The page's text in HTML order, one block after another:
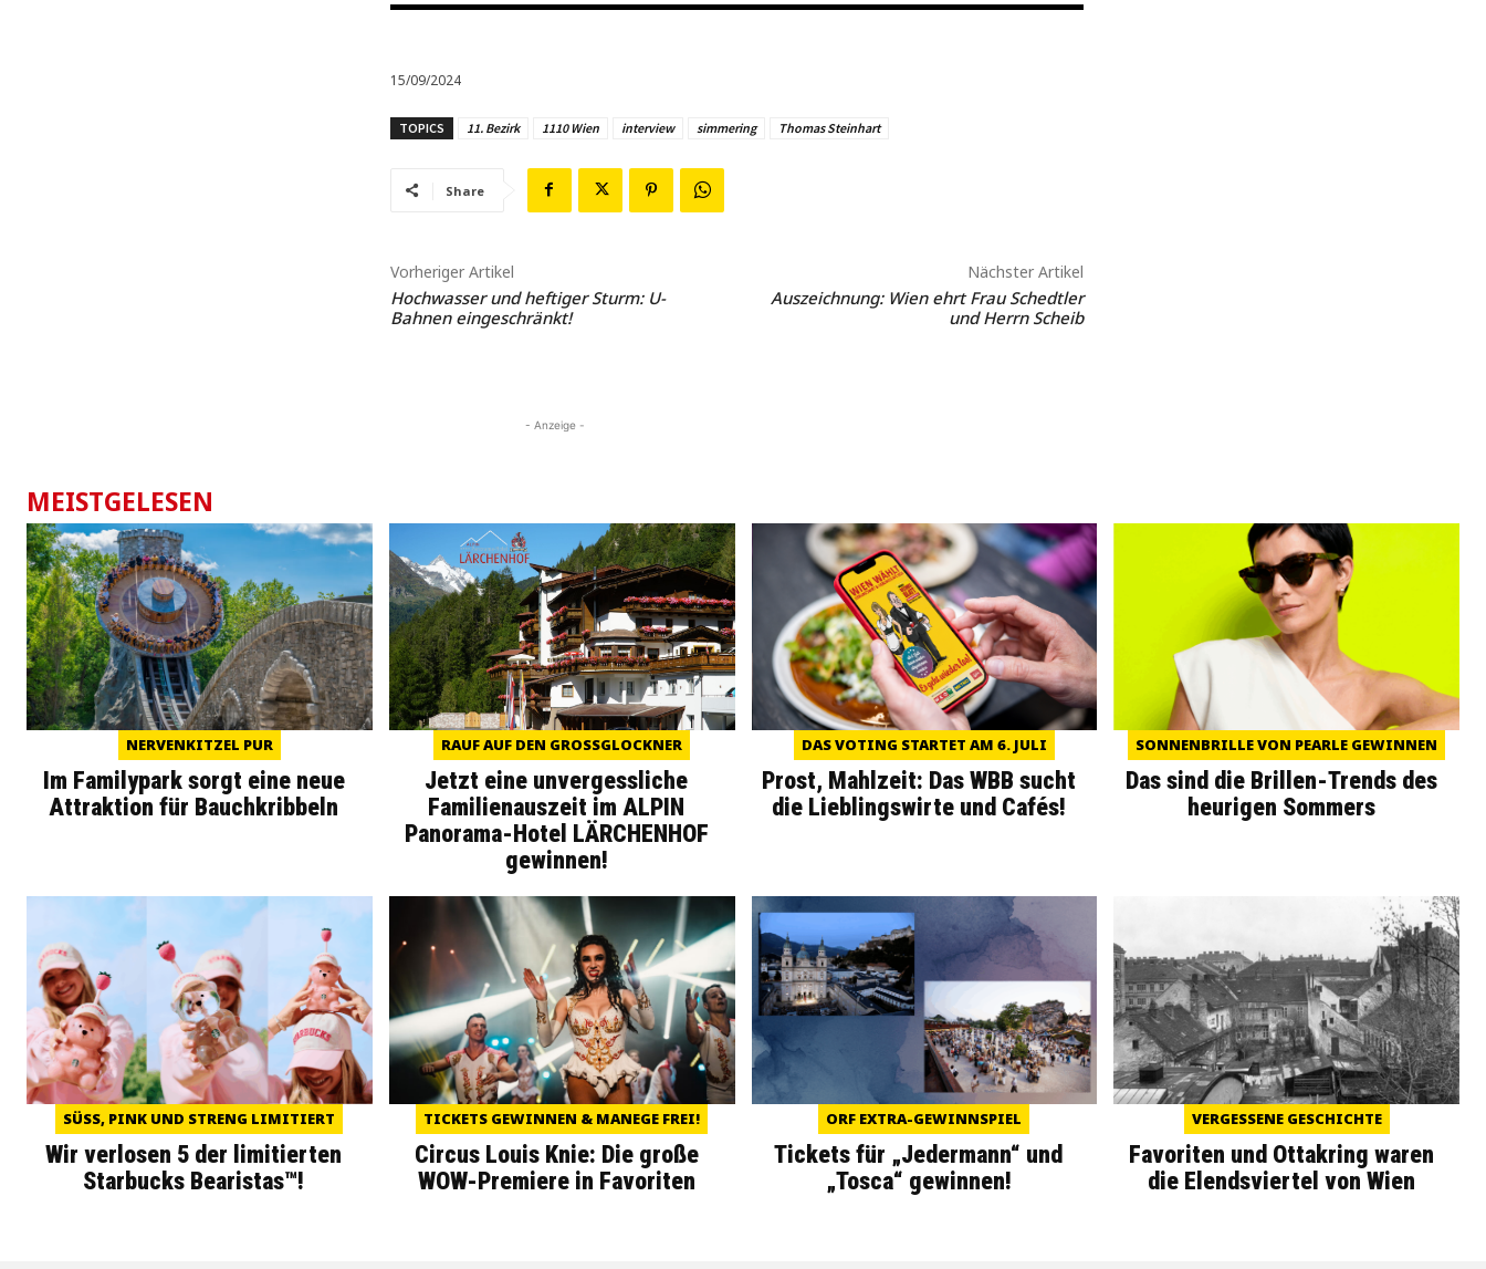
15/09/2024
TOPICS 11. Bezirk 1110 Wien interview simmering Thomas Steinhart
Share
Vorheriger Artikel
Hochwasser und heftiger Sturm: U-
Bahnen eingeschränkt!
Nächster Artikel
Auszeichnung: Wien ehrt Frau Schedtler
und Herrn Scheib
- Anzeige -
MEISTGELESEN
NERVENKITZEL PUR
Im Familypark sorgt eine neue
Attraktion für Bauchkribbeln
RAUF AUF DEN GROSSGLOCKNER
Jetzt eine unvergessliche
Familienauszeit im ALPIN
Panorama-Hotel LÄRCHENHOF
gewinnen!
DAS VOTING STARTET AM 6. JULI
Prost, Mahlzeit: Das WBB sucht
die Lieblingswirte und Cafés!
SONNENBRILLE VON PEARLE GEWINNEN
Das sind die Brillen-Trends des
heurigen Sommers
SÜSS, PINK UND STRENG LIMITIERT
Wir verlosen 5 der limitierten
Starbucks Bearistas™!
TICKETS GEWINNEN & MANEGE FREI!
Circus Louis Knie: Die große
WOW-Premiere in Favoriten
ORF EXTRA-GEWINNSPIEL
Tickets für „Jedermann“ und
„Tosca“ gewinnen!
VERGESSENE GESCHICHTE
Favoriten und Ottakring waren
die Elendsviertel von Wien